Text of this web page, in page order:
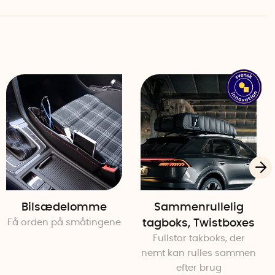
ikke anvendes, kan den nemt foldes sammen for at
den perfekt for dig, der ønsker adgang til ekstra
ikke ønsker en fast installation i bilen.
cm (h), 17 (b)
Bilsædelomme
Få orden på småtingene
Sammenrullelig
tagboks, Twistboxes
Fullstor takboks, der
nemt kan rulles sammen
efter brug